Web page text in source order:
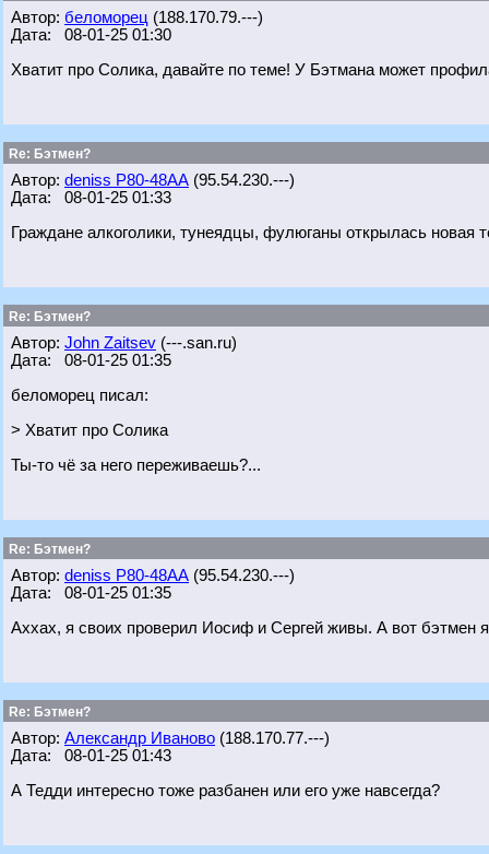
Автор: беломорец (188.170.79.---)
Дата: 08-01-25 01:30
Хватит про Солика, давайте по теме! У Бэтмана может
Re: Бэтмен?
Автор: deniss Р80-48АА (95.54.230.---)
Дата: 08-01-25 01:33
Граждане алкоголики, тунеядцы, фулюганы открылась новая
Re: Бэтмен?
Автор: John Zaitsev (---.san.ru)
Дата: 08-01-25 01:35
беломорец писал:
> Хватит про Солика
Ты-то чё за него переживаешь?...
Re: Бэтмен?
Автор: deniss Р80-48АА (95.54.230.---)
Дата: 08-01-25 01:35
Аххах, я своих проверил Иосиф и Сергей живы. А вот бэтмен
Re: Бэтмен?
Автор: Александр Иваново (188.170.77.---)
Дата: 08-01-25 01:43
А Тедди интересно тоже разбанен или его уже навсегда?